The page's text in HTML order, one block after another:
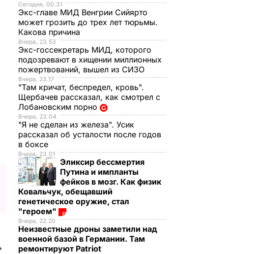
Сегодня, 00.31
Экс-главе МИД Венгрии Сийярто
может грозить до трех лет тюрьмы.
Какова причина
Вчера, 23.53
Экс-госсекретарь МИД, которого
подозревают в хищении миллионных
пожертвований, вышел из СИЗО
Вчера, 23.17
"Там кричат, беспредел, кровь".
Щербачев рассказал, как смотрел с
Лобановским порно
Вчера, 23.04
"Я не сделан из железа". Усик
рассказал об усталости после годов
в боксе
Вчера, 23.01
Эликсир бессмертия
Путина и импланты
фейков в мозг. Как физик
Ковальчук, обещавший
генетическое оружие, стал
"героем"
Вчера, 22.20
Неизвестные дроны заметили над
военной базой в Германии. Там
ремонтируют Patriot